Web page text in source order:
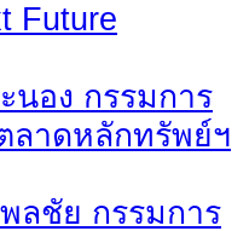
Future
อง กรรมการ
ลาดหลักทรัพย์ฯ
ลชัย กรรมการ